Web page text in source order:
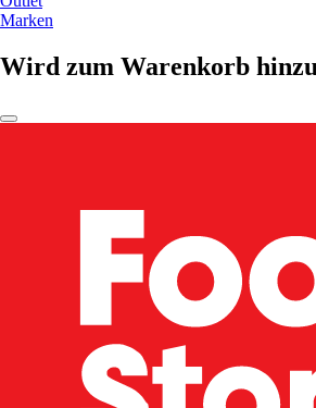
Marken
Wird zum Warenkorb